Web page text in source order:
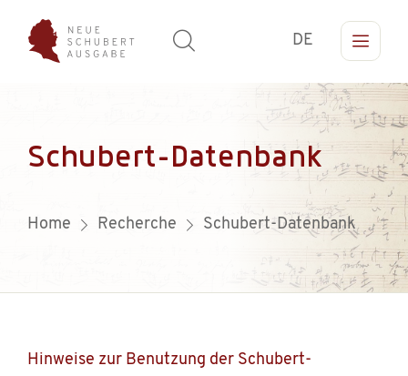
DE
Schubert-Datenbank
Home Recherche Schubert-Datenbank
Hinweise zur Benutzung der Schubert-